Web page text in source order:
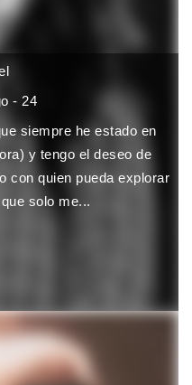
- 24
siempre he estado en
y tengo el deseo de
con quien pueda explorar
solo me...